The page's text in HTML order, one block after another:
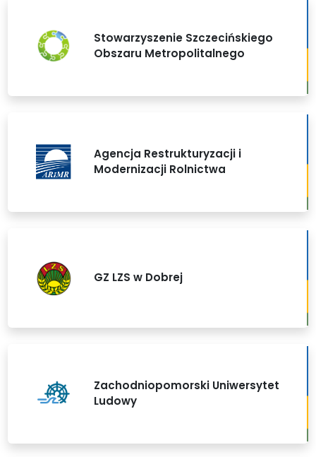
Stowarzyszenie Szczecińskiego
Obszaru Metropolitalnego
Agencja Restrukturyzacji i
Modernizacji Rolnictwa
GZ LZS w Dobrej
Zachodniopomorski Uniwersytet
Ludowy